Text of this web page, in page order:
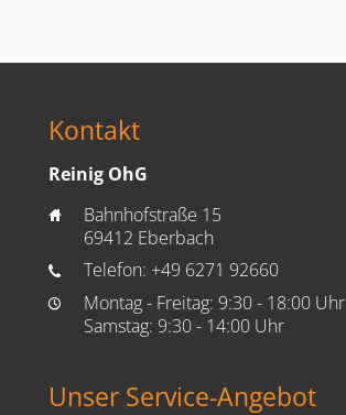
Kontakt
Reinig OhG
home
Bahnhofstraße 15
69412 Eberbach
phone Telefon: +49 6271 92660
time
Montag - Freitag: 9:30 - 18:00 Uhr
Samstag: 9:30 - 14:00 Uhr
Unser Service-Angebot